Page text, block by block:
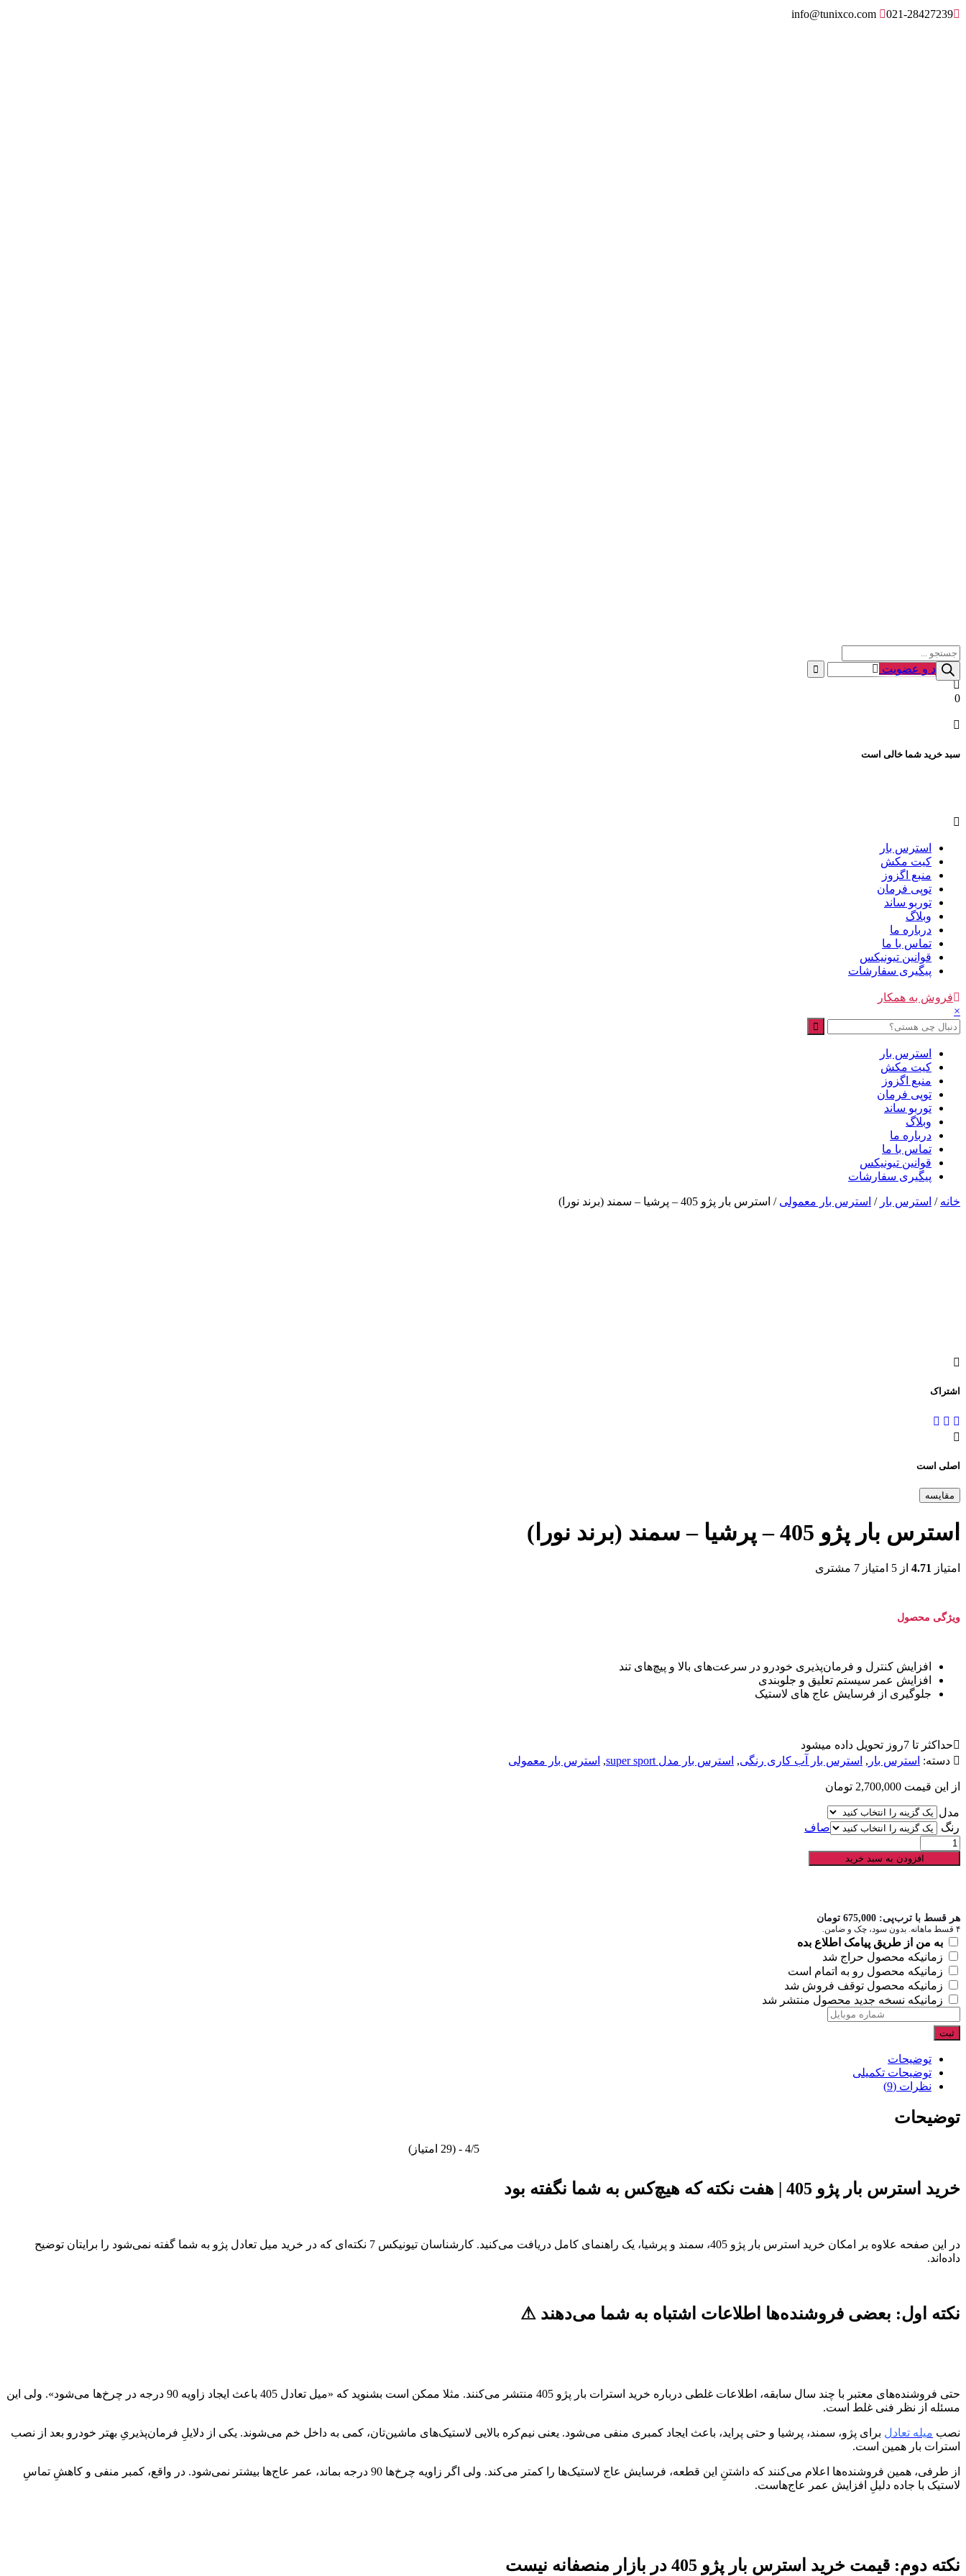
info@tunixco.com 021-28427239
Products
search
ورود و عضویت
0
سبد خرید شما خالی است
استرس بار
کیت مکش
منبع اگزوز
توپی فرمان
توربو ساند
وبلاگ
درباره ما
تماس با ما
قوانین تیونیکس
پیگیری سفارشات
فروش به همکار
×
استرس بار
کیت مکش
منبع اگزوز
توپی فرمان
توربو ساند
وبلاگ
درباره ما
تماس با ما
قوانین تیونیکس
پیگیری سفارشات
خانه / استرس بار / استرس بار معمولی / استرس بار پژو 405 – پرشیا – سمند (برند نورا)
اشتراک
اصلی است
مقایسه
استرس بار پژو 405 – پرشیا – سمند (برند نورا)
امتیاز 4.71 از 5 امتیاز 7 مشتری
ویژگی محصول
افزایش کنترل و فرمان‌پذیری خودرو در سرعت‌های بالا و پیچ‌های تند
افزایش عمر سیستم تعلیق و جلوبندی
جلوگیری از فرسایش عاج های لاستیک
حداکثر تا 7روز تحویل داده میشود
دسته: استرس بار , استرس بار آب کاری رنگی, استرس بار مدل super sport , استرس بار معمولی
از اين قيمت 2,700,000 تومان
مدل
رنگ
صاف
استرس
بار
پژو
-
سمند
(برند
نورا)
عدد
افزودن به سبد خرید
هر قسط با ترب‌پی: 675,000 تومان
۴ قسط ماهانه. بدون سود، چک و ضامن.
به من از طریق پیامک اطلاع بده
زمانیکه محصول حراج شد
زمانیکه محصول رو به اتمام است
زمانیکه محصول توقف فروش شد
زمانیکه نسخه جدید محصول منتشر شد
ثبت
توضیحات
توضیحات تکمیلی
نظرات (9)
توضیحات
4/5 - (29 امتیاز)
خرید استرس بار پژو 405 | هفت نکته که هیچ‌کس به شما نگفته بود
در این صفحه علاوه بر امکان خرید استرس بار پژو 405، سمند و پرشیا، یک راهنمای کامل دریافت می‌کنید. کارشناسان تیونیکس 7 نکته‌ای که در خرید میل تعادل پژو به شما گفته نمی‌شود را برایتان توضیح
داده‌اند.
نکته اول: بعضی فروشنده‌‌ها اطلاعات اشتباه به شما می‌دهند ⚠
حتی فروشنده‌های معتبر با چند سال سابقه، اطلاعات غلطی درباره خرید استرات بار پژو 405 منتشر می‌کنند. مثلا ممکن است بشنوید که «میل تعادل 405 باعث ایجاد زاویه 90 درجه در چرخ‌ها می‌شود». ولی این
مسئله از نظر فنی غلط است.
نصب میله تعادل برای پژو، سمند، پرشیا و حتی پراید، باعث ایجاد کمبری منفی می‌شود. یعنی نیم‌کره بالایی لاستیک‌های ماشین‌تان، کمی به داخل خم می‌شوند. یکی از دلایلِ فرمان‌پذیریِ بهتر خودرو بعد از نصب
استرات بار همین است.
از طرفی، همین فروشنده‌ها اعلام می‌کنند که داشتنِ این قطعه، فرسایش عاج‌ لاستیک‌ها را کمتر می‌کند. ولی اگر زاویه‌ چرخ‌ها 90 درجه بماند، عمر عاج‌ها بیشتر نمی‌شود. در واقع، کمبر منفی و کاهشِ تماسِ
لاستیک با جاده دلیلِ افزایش عمر عاج‌هاست.
نکته دوم: قیمت خرید استرس بار پژو 405 در بازار منصفانه نیست